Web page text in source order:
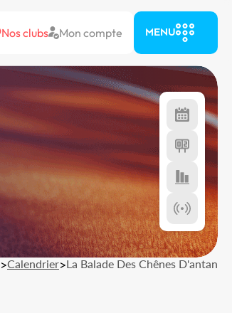
Nos clubs Mon compte MENU
>Calendrier>La Balade Des Chênes D'antan